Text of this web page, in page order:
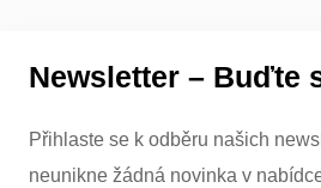
Newsletter – Buďte
Přihlaste se k odběru našich
neunikne žádná novinka v